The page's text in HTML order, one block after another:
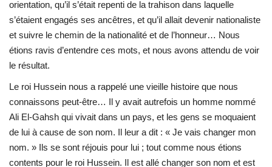
orientation, qu’il s’était repenti de la trahison dans laquelle
s’étaient engagés ses ancêtres, et qu’il allait devenir nationaliste
et suivre le chemin de la nationalité et de l’honneur… Nous
étions ravis d’entendre ces mots, et nous avons attendu de voir
le résultat.
Le roi Hussein nous a rappelé une vieille histoire que nous
connaissons peut-être… Il y avait autrefois un homme nommé
Ali El-Gahsh qui vivait dans un pays, et les gens se moquaient
de lui à cause de son nom. Il leur a dit : « Je vais changer mon
nom. » Ils se sont réjouis pour lui ; tout comme nous étions
contents pour le roi Hussein. Il est allé changer son nom et est